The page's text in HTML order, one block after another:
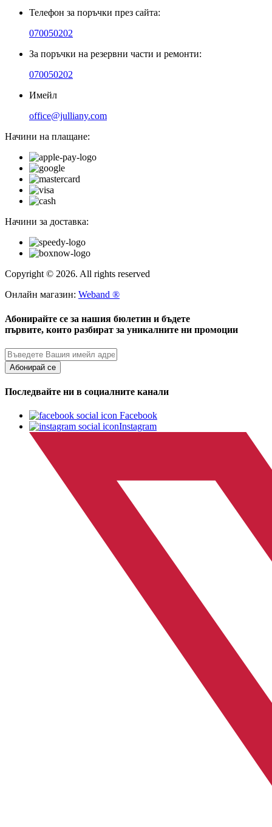
Телефон за поръчки през сайта:
070050202
За поръчки на резервни части и ремонти:
070050202
Имейл
office@julliany.com
Начини на плащане:
Начини за доставка:
Copyright © 2026. All rights reserved
Онлайн магазин: Weband ®
Абонирайте се за нашия бюлетин и бъдете
първите, които разбират за уникалните ни промоции
Абонирай се
Последвайте ни в социалните канали
Facebook
Instagram